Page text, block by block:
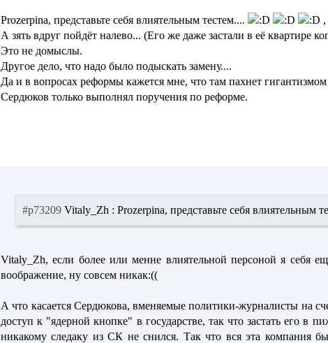
Prozerpina, представьте себя влиятельным тестем....
А зять вдруг пойдёт налево... (Его же даже застали в её
Это не домыслы.
Другое дело, что надо было подыскать замену....
Да и в вопросах реформы кажется мне, что там пахнет
Сердюков только выполнял поручения по реформе.
#p73209 Vitaly_Zh : Prozerpina, представьте себя влиятельным
Vitaly_Zh,если более или менне влиятельной персоной я себя
воображение, ну совсем никак:((
А что касается Сердюкова, вменяемые политики-журналисты на
доступ к "ядерной кнопке" в государстве, так что застать его
никакому следаку из СК не снился. Так что вся эта компания